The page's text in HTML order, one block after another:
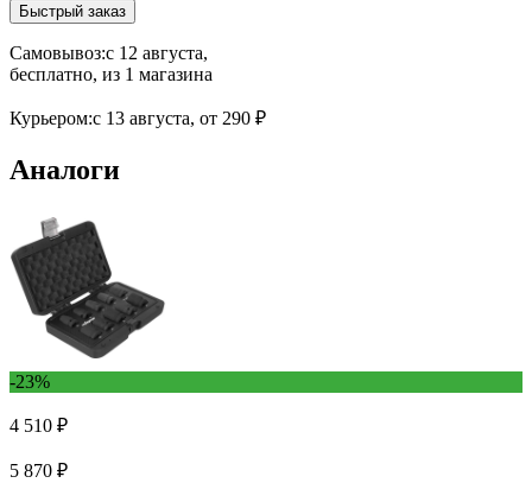
Быстрый заказ
Самовывоз:c 12 августа,
бесплатно, из 1 магазина
Курьером:c 13 августа, от 290 ₽
Аналоги
-23%
4 510 ₽
5 870 ₽